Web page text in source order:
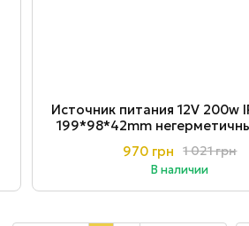
Источник питания 12V 200w
199*98*42mm
1 021 грн
970 грн
В наличии